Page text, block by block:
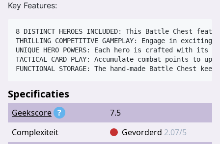
Key Features:
8 DISTINCT HEROES INCLUDED: This Battle Chest
THRILLING COMPETITIVE GAMEPLAY: Engage in
UNIQUE HERO POWERS: Each hero is crafted with
TACTICAL CARD PLAY: Accumulate combat
Specificaties
Geekscore ?
7.5
Complexiteit
Gevorderd 2.07/5